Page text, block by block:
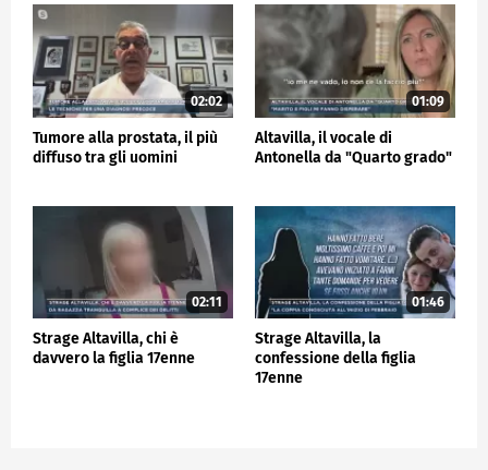
02:02
Tumore alla prostata, il più
diffuso tra gli uomini
01:09
Altavilla, il vocale di
Antonella da "Quarto grado"
02:11
Strage Altavilla, chi è
davvero la figlia 17enne
01:46
Strage Altavilla, la
confessione della figlia
17enne